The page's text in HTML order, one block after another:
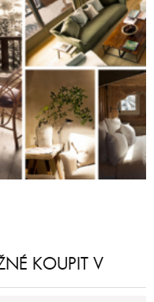
KOUPIT V